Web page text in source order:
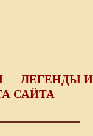
ЛЕГЕНДЫ И
САЙТА